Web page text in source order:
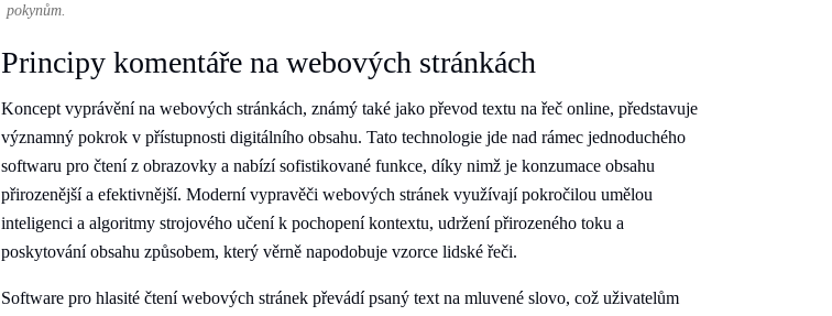
pokynům.
Principy komentáře na webových stránkách
Koncept vyprávění na webových stránkách, známý také jako převod textu na řeč online, představuje
významný pokrok v přístupnosti digitálního obsahu. Tato technologie jde nad rámec jednoduchého
softwaru pro čtení z obrazovky a nabízí sofistikované funkce, díky nimž je konzumace obsahu
přirozenější a efektivnější. Moderní vypravěči webových stránek využívají pokročilou umělou
inteligenci a algoritmy strojového učení k pochopení kontextu, udržení přirozeného toku a
poskytování obsahu způsobem, který věrně napodobuje vzorce lidské řeči.
Software pro hlasité čtení webových stránek převádí psaný text na mluvené slovo, což uživatelům